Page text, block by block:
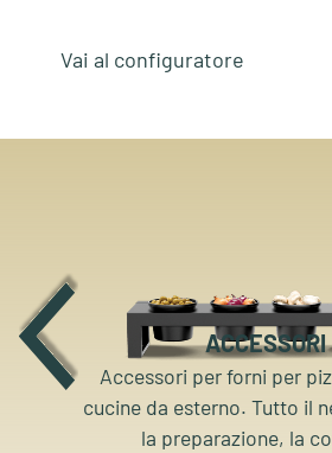
Vai al configuratore
ACCESSORI
Accessori per forni per
cucine da esterno. Tutto il
la preparazione, la